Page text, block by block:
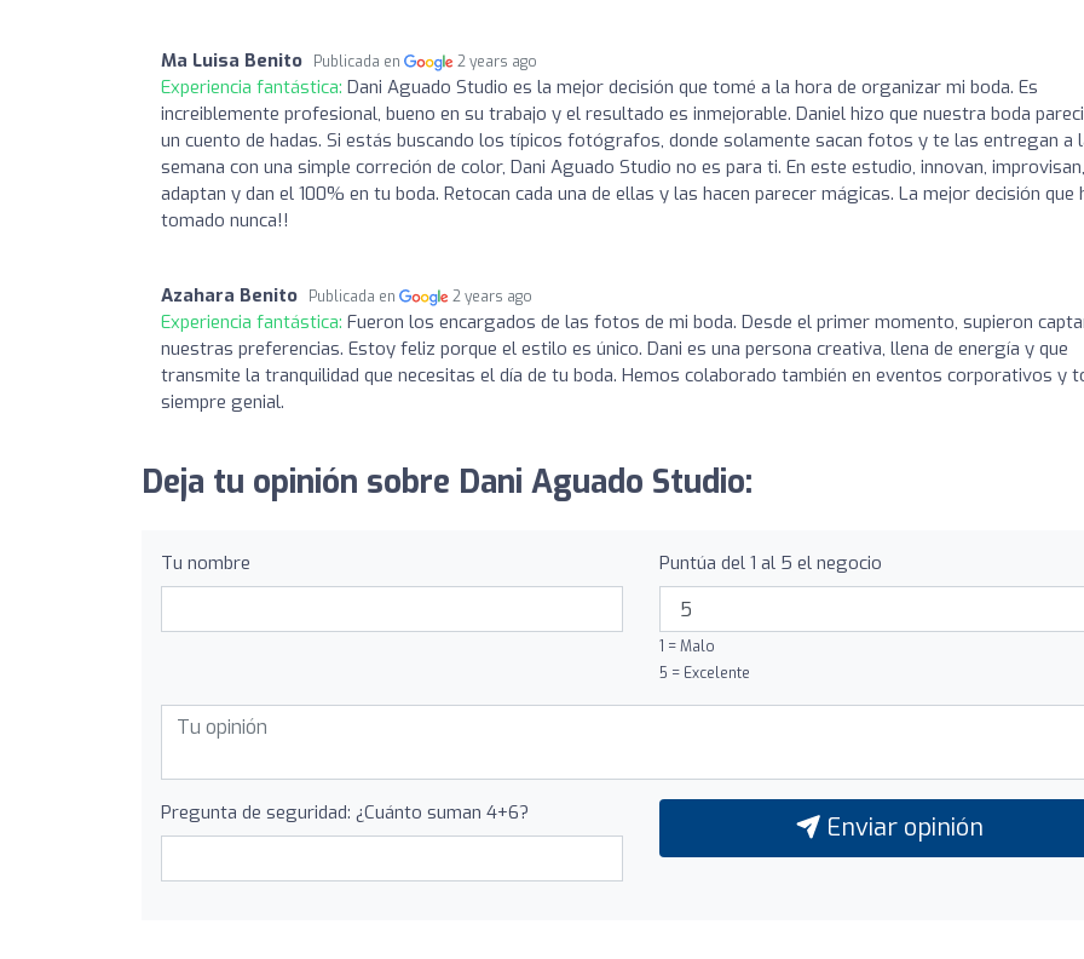
Ma Luisa Benito Publicada en 2 years ago
Experiencia fantástica: Dani Aguado Studio es la mejor decisión que tomé a la hora de organizar mi boda. Es
increiblemente profesional, bueno en su trabajo y el resultado es inmejorable. Daniel hizo que nuestra boda
un cuento de hadas. Si estás buscando los típicos fotógrafos, donde solamente sacan fotos y te las entregan a
semana con una simple correción de color, Dani Aguado Studio no es para ti. En este estudio, innovan,
adaptan y dan el 100% en tu boda. Retocan cada una de ellas y las hacen parecer mágicas. La mejor decisión que
tomado nunca!!
Azahara Benito Publicada en 2 years ago
Experiencia fantástica: Fueron los encargados de las fotos de mi boda. Desde el primer momento, supieron
nuestras preferencias. Estoy feliz porque el estilo es único. Dani es una persona creativa, llena de energía y que
transmite la tranquilidad que necesitas el día de tu boda. Hemos colaborado también en eventos corporativos y
siempre genial.
Deja tu opinión sobre Dani Aguado Studio:
Tu nombre Puntúa del 1 al 5 el negocio
1 = Malo
5 = Excelente
Pregunta de seguridad: ¿Cuánto suman 4+6? Enviar opinión